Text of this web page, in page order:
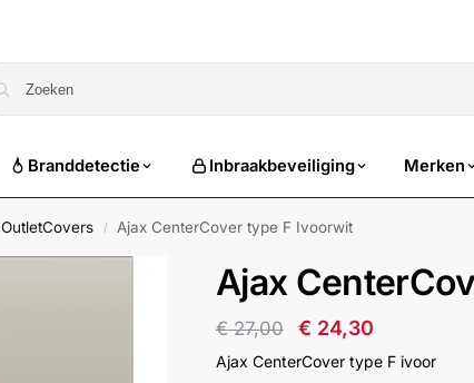
Branddetectie Inbraakbeveiliging Merken
OutletCovers / Ajax CenterCover type F Ivoorwit
Ajax
€27,00 € 24,30
Ajax CenterCover type F ivoor